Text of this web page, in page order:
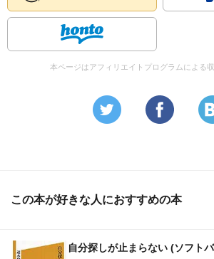
本ページはアフィリエイトプログラムによる
この本が好きな人におすすめの本
自分探しが止まらない (ソフト